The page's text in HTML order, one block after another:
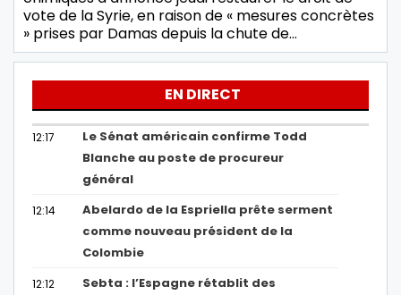
vote de la Syrie, en raison de « mesures concrètes
» prises par Damas depuis la chute de…
EN DIRECT
12:17
Le Sénat américain confirme Todd
Blanche au poste de procureur
général
12:14
Abelardo de la Espriella prête serment
comme nouveau président de la
Colombie
12:12
Sebta : l’Espagne rétablit des